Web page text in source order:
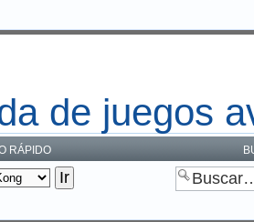
de juegos
RÁPIDO